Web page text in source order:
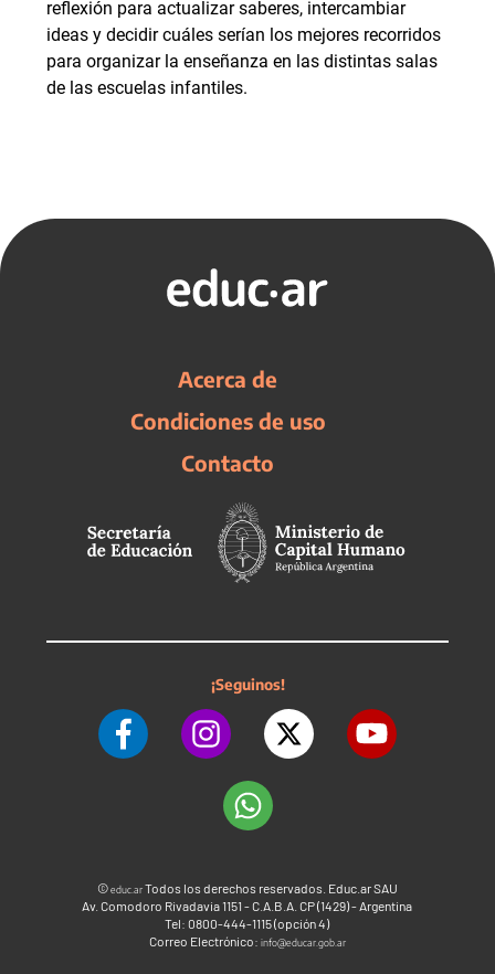
reflexión para actualizar saberes, intercambiar
ideas y decidir cuáles serían los mejores recorridos
para organizar la enseñanza en las distintas salas
de las escuelas infantiles.
Acerca de
Condiciones de uso
Contacto
¡Seguinos!
©educ.arTodos los derechos reservados. Educ.ar SAU
Av. Comodoro Rivadavia 1151 - C.A.B.A. CP (1429) - Argentina
Tel: 0800-444-1115 (opción 4)
Correo Electrónico: info@educar.gob.ar